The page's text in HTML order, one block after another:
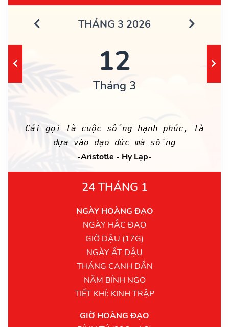
THÁNG 3 2026
12
Tháng 3
Cái gọi là cuộc sống hạnh phúc, là
dựa vào đạo đức mà sống
-Aristotle - Hy Lạp-
24 THÁNG 1
NGÀY HOÀNG ĐẠO
NGÀY HẮC ĐẠO
GIỜ DẬU (17G)
NGÀY ẤT DẬU
THÁNG CANH DẦN
NĂM BÍNH NGỌ
TIẾT KHÍ: KINH TRẬP
GIỜ HOÀNG ĐẠO